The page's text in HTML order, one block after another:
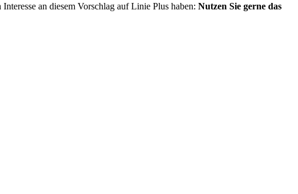
an diesem Vorschlag auf Linie Plus haben: Nutzen Sie gerne das